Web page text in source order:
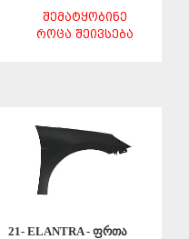
ᲨᲔᲛᲐᲢᲧᲝᲑᲘᲜᲔ
ᲠᲝᲪᲐ ᲨᲔᲘᲕᲡᲔᲑᲐ
21- ELANTRA - ფრთა